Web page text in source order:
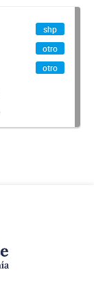
shp
otro
otro